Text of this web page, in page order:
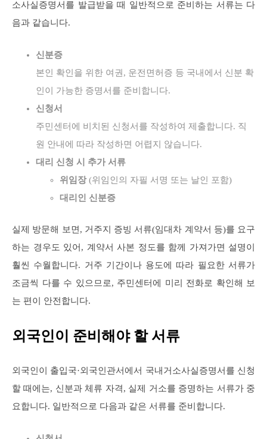
소사실증명서를 발급받을 때 일반적으로 준비하는 서류는 다
음과 같습니다.
신분증
본인 확인을 위한 여권, 운전면허증 등 국내에서 신분 확
인이 가능한 증명서를 준비합니다.
신청서
주민센터에 비치된 신청서를 작성하여 제출합니다. 직
원 안내에 따라 작성하면 어렵지 않습니다.
대리 신청 시 추가 서류
위임장(위임인의 자필 서명 또는 날인 포함)
대리인 신분증
실제 방문해 보면, 거주지 증빙 서류(임대차 계약서 등)를 요구
하는 경우도 있어, 계약서 사본 정도를 함께 가져가면 설명이
훨씬 수월합니다. 거주 기간이나 용도에 따라 필요한 서류가
조금씩 다를 수 있으므로, 주민센터에 미리 전화로 확인해 보
는 편이 안전합니다.
외국인이 준비해야 할 서류
외국인이 출입국·외국인관서에서 국내거소사실증명서를 신청
할 때에는, 신분과 체류 자격, 실제 거소를 증명하는 서류가 중
요합니다. 일반적으로 다음과 같은 서류를 준비합니다.